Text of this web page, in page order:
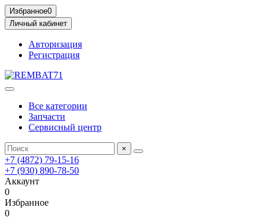
Избранное0
Личный кабинет
Авторизация
Регистрация
Все категории
Запчасти
Сервисный центр
×
+7 (4872) 79-15-16
+7 (930) 890-78-50
Аккаунт
0
Избранное
0